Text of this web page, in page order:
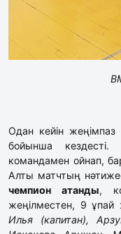
Одан кейін
бойынша
командамен ойнап,
Алты матчтың
чемпион атанды,
жеңілместен, 9
Илья (капитан),